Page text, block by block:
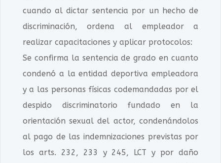
cuando al dictar sentencia por un hecho de
discriminación, ordena al empleador a
realizar capacitaciones y aplicar protocolos:
Se confirma la sentencia de grado en cuanto
condenó a la entidad deportiva empleadora
y a las personas físicas codemandadas por el
despido discriminatorio fundado en la
orientación sexual del actor, condenándolos
al pago de las indemnizaciones previstas por
los arts. 232, 233 y 245, LCT y por daño